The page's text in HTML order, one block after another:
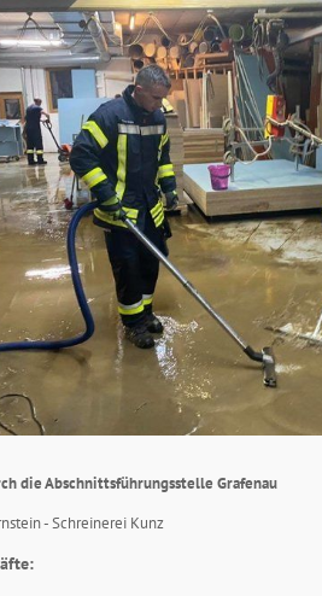
die Abschnittsführungsstelle Grafenau
- Schreinerei Kunz